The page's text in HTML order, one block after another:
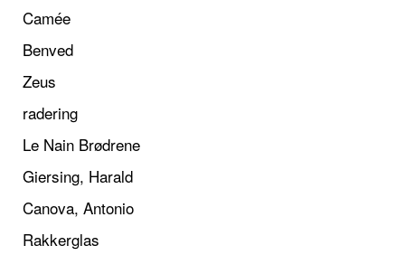
Camée
Benved
Zeus
radering
Le Nain Brødrene
Giersing, Harald
Canova, Antonio
Rakkerglas